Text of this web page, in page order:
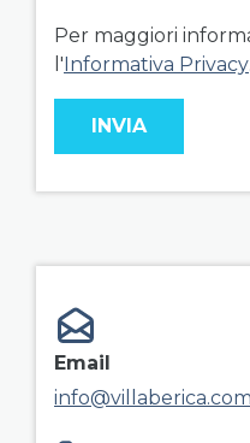
Per maggiori
l'Informativa Privacy
field group
Email
info@villaberica.com